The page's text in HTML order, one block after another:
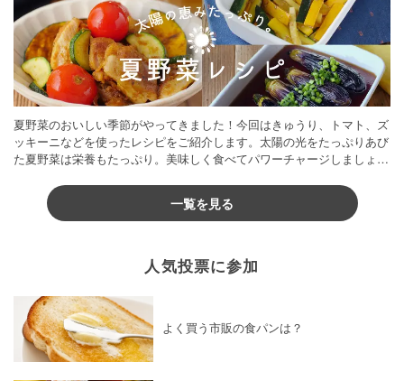
夏野菜のおいしい季節がやってきました！今回はきゅうり、トマト、ズ
ッキーニなどを使ったレシピをご紹介します。太陽の光をたっぷりあび
た夏野菜は栄養もたっぷり。美味しく食べてパワーチャージしましょう
一覧を見る
人気投票に参加
よく買う市販の食パンは？